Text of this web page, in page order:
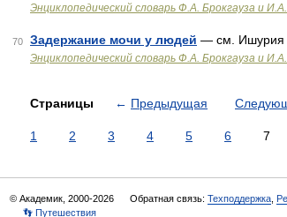
Энциклопедический словарь Ф.А. Брокгауза и
70 Задержание мочи у людей — см. Ишурия
Энциклопедический словарь Ф.А. Брокгауза и
Страницы ← Предыдущая
1 2 3 4 5 6 7
© Академик, 2000-2026 Обратная связь: Техподдержка
👣 Путешествия